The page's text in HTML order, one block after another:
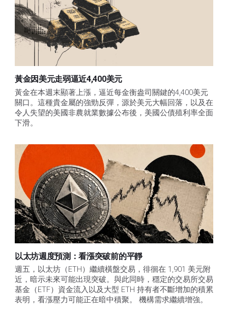
黃金因美元走弱逼近4,400美元
黃金在本週末顯著上漲，逼近每金衡盎司關鍵的4,400美元
關口。這種貴金屬的強勁反彈，源於美元大幅回落，以及在
令人失望的美國非農就業數據公布後，美國公債殖利率全面
下滑。
以太坊週度預測：看漲突破前的平靜
週五，以太坊（ETH）繼續橫盤交易，徘徊在 1,901 美元附
近，暗示未來可能出現突破。與此同時，穩定的交易所交易
基金（ETF）資金流入以及大型 ETH 持有者不斷增加的積累
表明，看漲壓力可能正在暗中積聚。 機構需求繼續增強。